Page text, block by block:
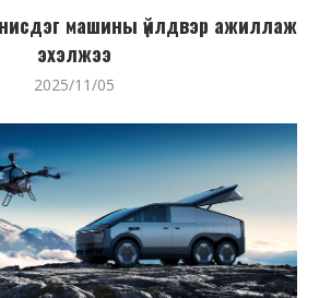
машины үйлдвэр ажиллаж
эхэлжээ
2025/11/05